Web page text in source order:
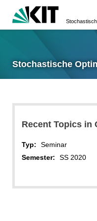
Stochastische
Recent Topics in
Typ:
Seminar
Semester:
SS 2020